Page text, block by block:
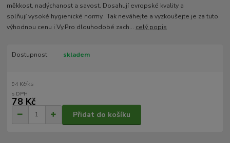
měkkost, nadýchanost a savost. Dosahují evropské kvality a
splňují vysoké hygienické normy. Tak neváhejte a vyzkoušejte je za tuto
výhodnou cenu i Vy.Pro dlouhodobé zach... celý popis
Dostupnost skladem
94 Kč/ks
78 Kč
Přidat do košíku